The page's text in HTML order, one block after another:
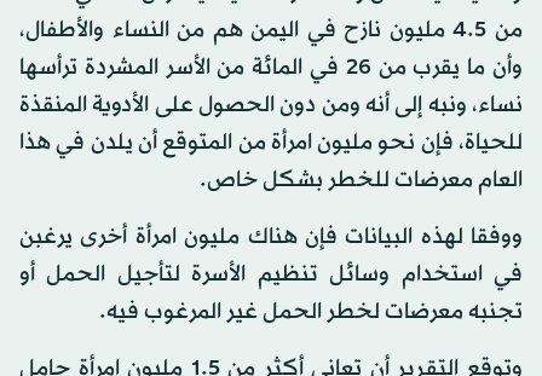
من 4.5 مليون نازح في اليمن هم من النساء والأطفال،
وأن ما يقرب من 26 في المائة من الأسر المشردة ترأسها
نساء، ونبه إلى أنه ومن دون الحصول على الأدوية المنقذة
للحياة، فإن نحو مليون امرأة من المتوقع أن يلدن في هذا
العام معرضات للخطر بشكل خاص.
ووفقا لهذه البيانات فإن هناك مليون امرأة أخرى يرغبن
في استخدام وسائل تنظيم الأسرة لتأجيل الحمل أو
تجنبه معرضات لخطر الحمل غير المرغوب فيه.
وتوقع التقرير أن تعاني أكثر من 1.5 مليون امرأة حامل